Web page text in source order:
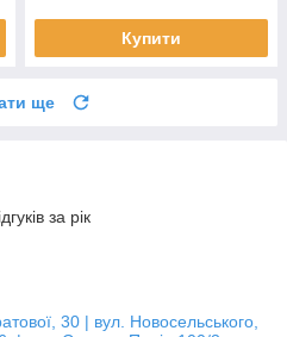
Купити
ще
за рік
30 | вул. Новосельського,